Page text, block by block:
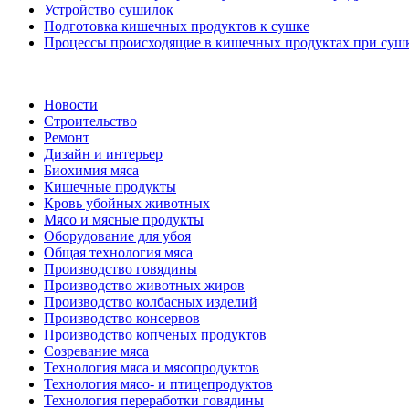
Устройство сушилок
Подготовка кишечных продуктов к сушке
Процессы происходящие в кишечных продуктах при
Новости
Строительство
Ремонт
Дизайн и интерьер
Биохимия мяса
Кишечные продукты
Кровь убойных животных
Мясо и мясные продукты
Оборудование для убоя
Общая технология мяса
Производство говядины
Производство животных жиров
Производство колбасных изделий
Производство консервов
Производство копченых продуктов
Созревание мяса
Технология мяса и мясопродуктов
Технология мясо- и птицепродуктов
Технология переработки говядины